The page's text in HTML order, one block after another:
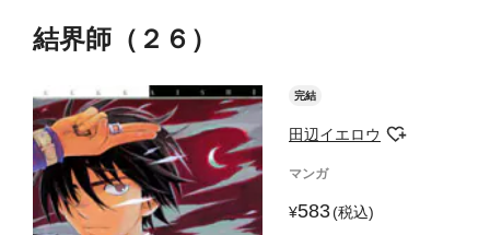
結界師（２６）
完結
田辺イエロウ
マンガ
583(税込)